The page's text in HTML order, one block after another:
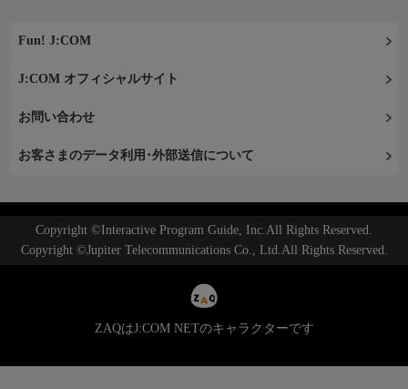
Fun! J:COM
J:COM オフィシャルサイト
お問い合わせ
お客さまのデータ利用･外部送信について
Copyright ©Interactive Program Guide, Inc.All Rights Reserved.
Copyright ©Jupiter Telecommunications Co., Ltd.All Rights Reserved.
ZAQはJ:COM NETのキャラクターです